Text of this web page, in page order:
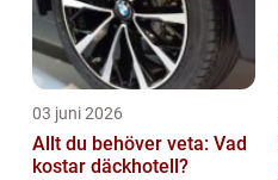
03 juni 2026
Allt du behöver veta: Vad
kostar däckhotell?